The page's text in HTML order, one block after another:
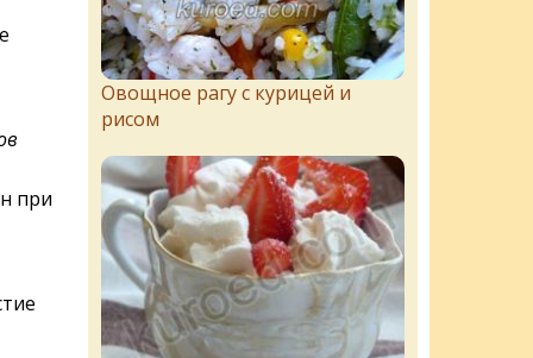
при
Овощное рагу с курицей и
рисом